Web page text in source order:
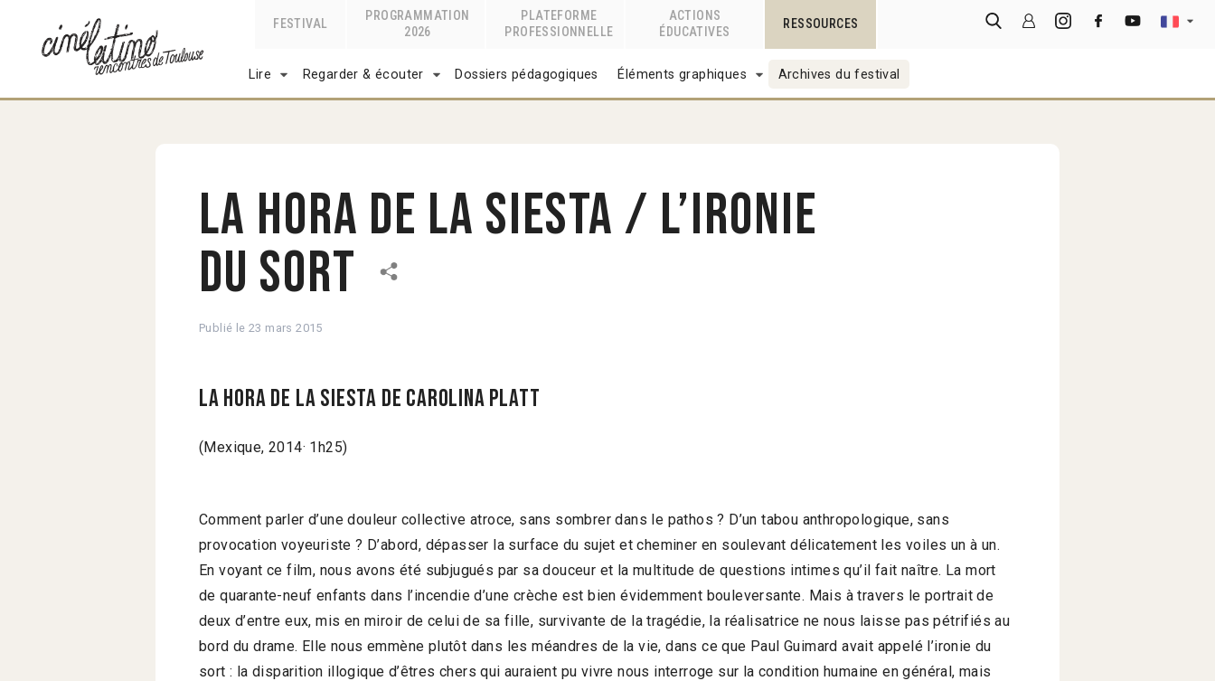
FESTIVAL
PROGRAMMATION
2026
PLATEFORME
PROFESSIONNELLE
ACTIONS
ÉDUCATIVES
RESSOURCES
Lire Regarder & écouter Dossiers pédagogiques Éléments graphiques Archives du festival
La hora de la siesta / L’ironie
du sort
Publié le23 mars 2015
La hora de la siesta de Carolina Platt
(Mexique, 2014· 1h25)
Comment parler d’une douleur collective atroce, sans sombrer dans le pathos ? D’un tabou anthropologique, sans
provocation voyeuriste ? D’abord, dépasser la surface du sujet et cheminer en soulevant délicatement les voiles un à un.
En voyant ce film, nous avons été subjugués par sa douceur et la multitude de questions intimes qu’il fait naître. La mort
de quarante-neuf enfants dans l’incendie d’une crèche est bien évidemment bouleversante. Mais à travers le portrait de
deux d’entre eux, mis en miroir de celui de sa fille, survivante de la tragédie, la réalisatrice ne nous laisse pas pétrifiés au
bord du drame. Elle nous emmène plutôt dans les méandres de la vie, dans ce que Paul Guimard avait appelé l’ironie du
sort : la disparition illogique d’êtres chers qui auraient pu vivre nous interroge sur la condition humaine en général, mais